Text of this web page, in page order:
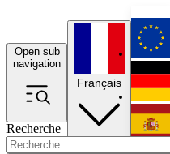
Open sub
navigation
Recherche
Français